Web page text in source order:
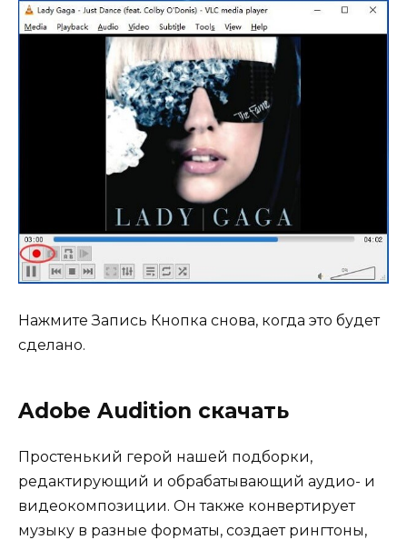
Нажмите Запись Кнопка снова, когда это будет
сделано.
Adobe Audition скачать
Простенький герой нашей подборки,
редактирующий и обрабатывающий аудио- и
видеокомпозиции. Он также конвертирует
музыку в разные форматы, создает рингтоны,